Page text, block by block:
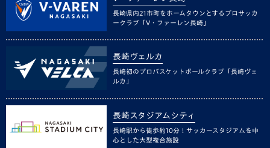
長崎県内21市町をホームタウンとするプロサッカ
ークラブ「V・ファーレン長崎」
長崎ヴェルカ
長崎初のプロバスケットボールクラブ「長崎ヴェ
ルカ」
長崎スタジアムシティ
長崎駅から徒歩約10分！サッカースタジアムを中
心とした大型複合施設